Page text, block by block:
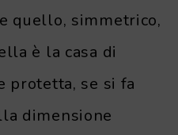
quello, simmetrico,
è la casa di
protetta, se si fa
dimensione